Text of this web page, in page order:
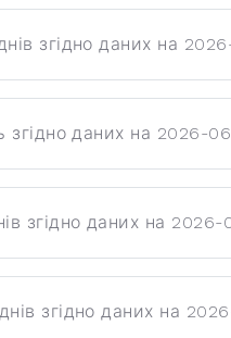
згідно даних на
згідно даних на 2026-
згідно даних на
днів згідно даних на